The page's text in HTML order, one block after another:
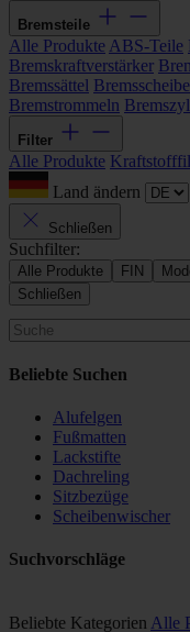
Bremsteile
Alle Produkte ABS-Teile
Bremskraftverstärker
Bremssättel
Bremstrommeln
Filter
Alle Produkte
Land ändern
Schließen
Suchfilter:
Alle Produkte FIN
Schließen
Beliebte Suchen
Alufelgen
Fußmatten
Lackstifte
Dachreling
Sitzbezüge
Scheibenwischer
Suchvorschläge
Beliebte Kategorien Alle